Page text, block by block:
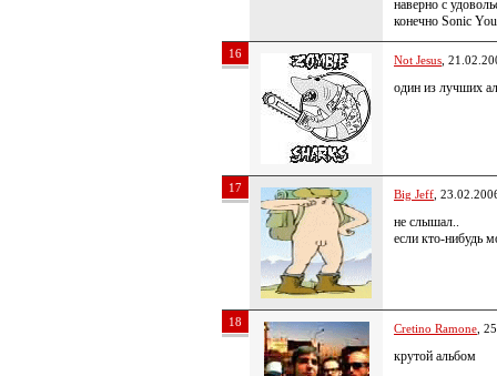
наверно с
конечно Sonic
16 Not Jesus ,
один из лучших
17 Big Jeff ,
не слышал..
если кто-нибудь
18 Cretino Ramone ,
крутой альбом